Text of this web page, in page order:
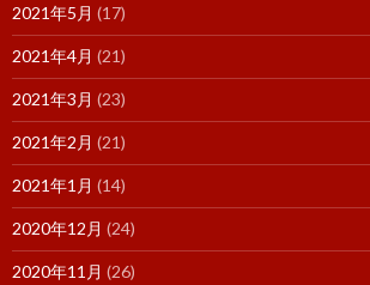
2021年5月 (17)
2021年4月 (21)
2021年3月 (23)
2021年2月 (21)
2021年1月 (14)
2020年12月 (24)
2020年11月 (26)